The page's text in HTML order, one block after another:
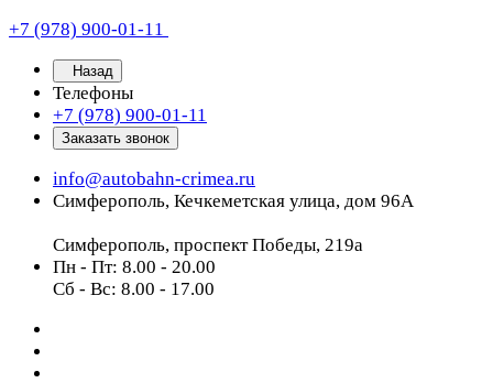
+7 (978) 900-01-11
Назад
Телефоны
+7 (978) 900-01-11
Заказать звонок
info@autobahn-crimea.ru
Симферополь, Кечкеметская улица, дом 96А
Симферополь, проспект Победы, 219а
Пн - Пт: 8.00 - 20.00
Сб - Вс: 8.00 - 17.00